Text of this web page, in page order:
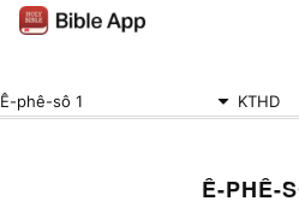
Ê-phê-sô 1 KTHD
Ê-PHÊ-